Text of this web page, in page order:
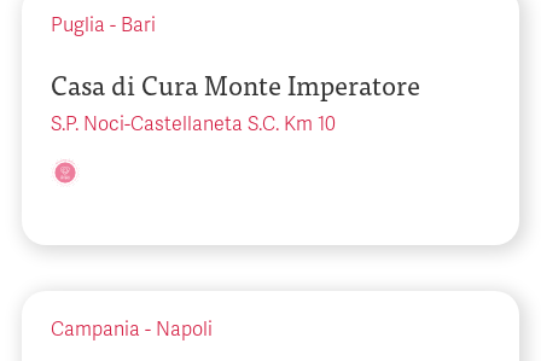
Puglia - Bari
Casa di Cura Monte Imperatore
S.P. Noci-Castellaneta S.C. Km 10
Campania - Napoli